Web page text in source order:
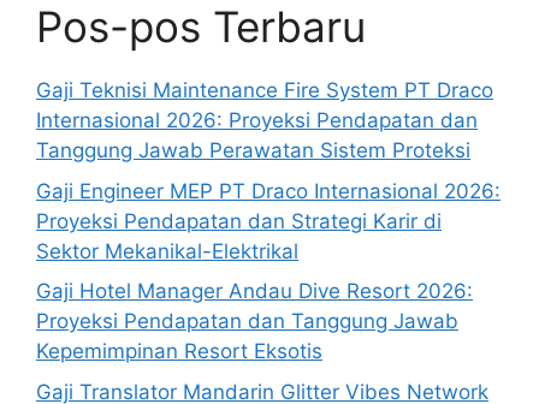
Pos-pos Terbaru
Gaji Teknisi Maintenance Fire System PT Draco
Internasional 2026: Proyeksi Pendapatan dan
Tanggung Jawab Perawatan Sistem Proteksi
Gaji Engineer MEP PT Draco Internasional 2026:
Proyeksi Pendapatan dan Strategi Karir di
Sektor Mekanikal-Elektrikal
Gaji Hotel Manager Andau Dive Resort 2026:
Proyeksi Pendapatan dan Tanggung Jawab
Kepemimpinan Resort Eksotis
Gaji Translator Mandarin Glitter Vibes Network